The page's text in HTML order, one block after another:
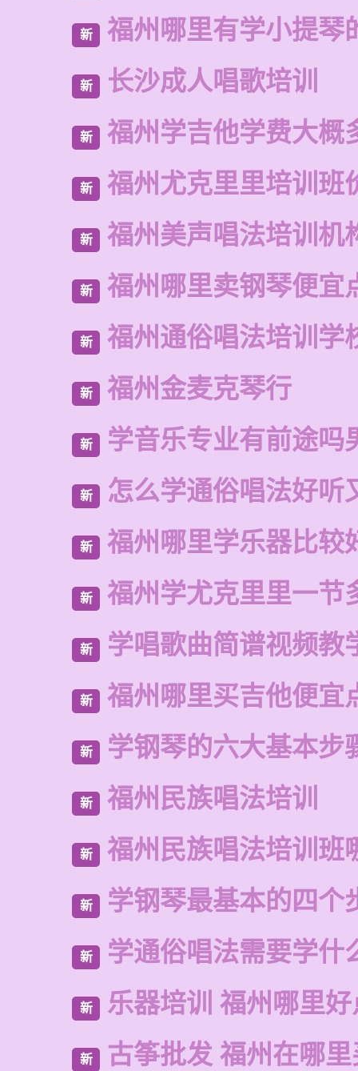
新 福州哪里有学小提琴
新 长沙成人唱歌培训
新 福州学吉他学费大概
新 福州尤克里里培训班
新 福州美声唱法培训机
新 福州哪里卖钢琴便宜
新 福州通俗唱法培训学
新 福州金麦克琴行
新 学音乐专业有前途吗
新 怎么学通俗唱法好听
新 福州哪里学乐器比较
新 福州学尤克里里一节
新 学唱歌曲简谱视频教
新 福州哪里买吉他便宜
新 学钢琴的六大基本步
新 福州民族唱法培训
新 福州民族唱法培训班
新 学钢琴最基本的四个
新 学通俗唱法需要学什
新 乐器培训 福州哪里
新 古筝批发 福州在哪